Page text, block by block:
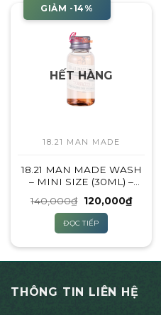
GIẢM -14%
HẾT HÀNG
18.21 MAN MADE
18.21 MAN MADE WASH
– MINI SIZE (30ML) –
VANILLA
140,000₫ Giá
là:
140,000₫.
120,000₫Giá
hiện
ĐỌC TIẾP
THÔNG TIN LIÊN HỆ